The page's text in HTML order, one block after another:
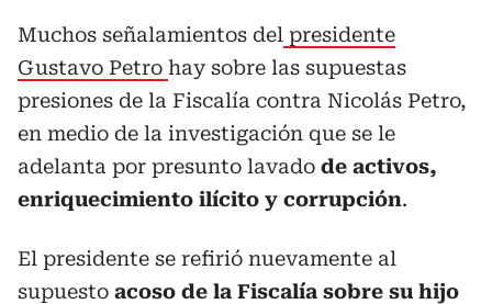
Muchos señalamientos del presidente
Gustavo Petro hay sobre las supuestas
presiones de la Fiscalía contra Nicolás Petro,
en medio de la investigación que se le
adelanta por presunto lavado de activos,
enriquecimiento ilícito y corrupción.
El presidente se refirió nuevamente al
supuesto acoso de la Fiscalía sobre su hijo